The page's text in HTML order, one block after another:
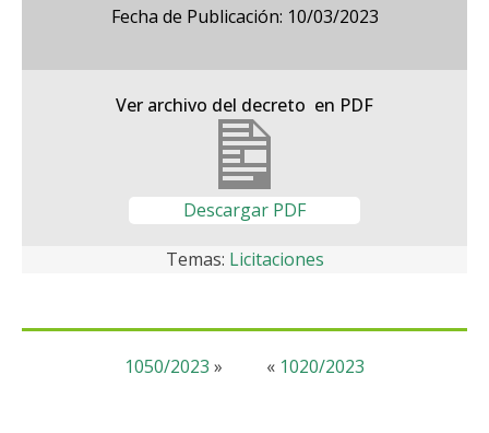
Fecha de Publicación: 10/03/2023
Ver archivo del decreto en PDF
Descargar PDF
Temas: Licitaciones
« 1020/2023
1050/2023 »